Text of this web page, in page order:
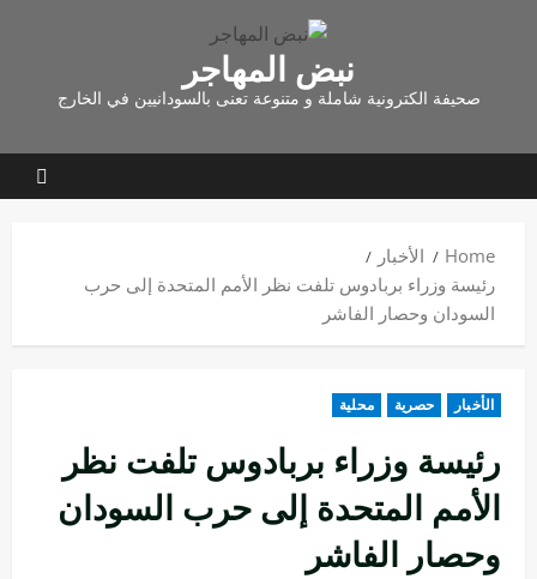
نبض المهاجر
صحيفة الكترونية شاملة و متنوعة تعنى بالسودانيين في الخارج
Home
الأخبار
رئيسة وزراء بربادوس تلفت نظر الأمم المتحدة إلى حرب
السودان وحصار الفاشر
الأخبار حصرية محلية
رئيسة وزراء بربادوس تلفت نظر
الأمم المتحدة إلى حرب السودان
وحصار الفاشر